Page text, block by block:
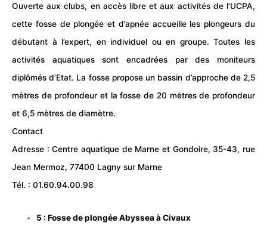
Ouverte aux clubs, en accès libre et aux activités de l’UCPA,
cette fosse de plongée et d’apnée accueille les plongeurs du
débutant à l’expert, en individuel ou en groupe. Toutes les
activités aquatiques sont encadrées par des moniteurs
diplômés d’Etat. La fosse propose un bassin d’approche de 2,5
mètres de profondeur et la fosse de 20 mètres de profondeur
et 6,5 mètres de diamètre.
Contact
Adresse : Centre aquatique de Marne et Gondoire, 35-43, rue
Jean Mermoz, 77400 Lagny sur Marne
Tél. : 01.60.94.00.98
5 : Fosse de plongéeAbysseaà Civaux